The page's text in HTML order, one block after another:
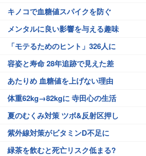
キノコで血糖値スパイクを防ぐ
メンタルに良い影響を与える趣味
「モテるためのヒント」326人に
容姿と寿命 28年追跡で見えた差
あたりめ 血糖値を上げない理由
体重62kg→82kgに 寺田心の生活
夏のむくみ対策 ツボ&反射区押し
紫外線対策がビタミンD不足に
緑茶を飲むと死亡リスク低まる?